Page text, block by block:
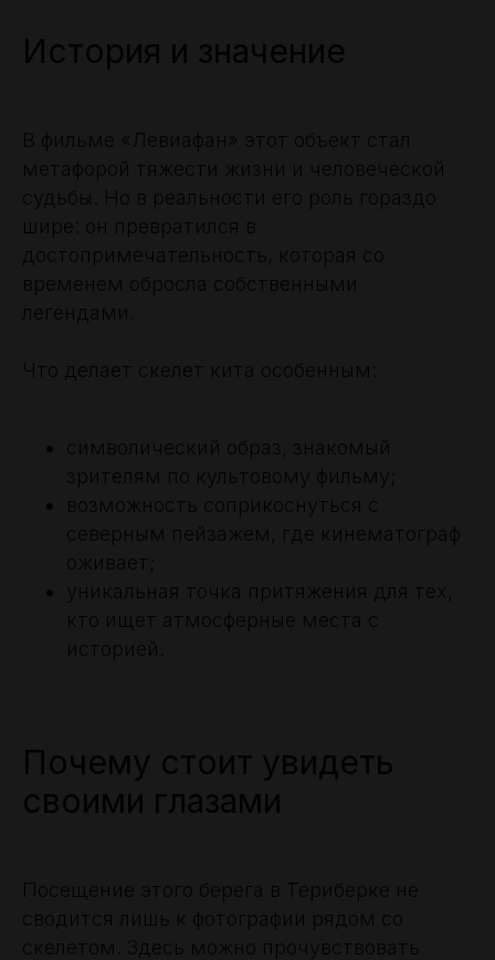
История и значение
В фильме «Левиафан» этот объект стал
метафорой тяжести жизни и человеческой
судьбы. Но в реальности его роль гораздо
шире: он превратился в
достопримечательность, которая со
временем обросла собственными
легендами.
Что делает скелет кита особенным:
символический образ, знакомый
зрителям по культовому фильму;
возможность соприкоснуться с
северным пейзажем, где кинематограф
оживает;
уникальная точка притяжения для тех,
кто ищет атмосферные места с
историей.
Почему стоит увидеть
своими глазами
Посещение этого берега в Териберке не
сводится лишь к фотографии рядом со
скелетом. Здесь можно прочувствовать